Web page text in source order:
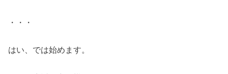
・・・
はい、では始めます。